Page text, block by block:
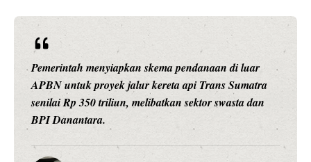
Pemerintah menyiapkan skema pendanaan di luar
APBN untuk proyek jalur kereta api Trans Sumatra
senilai Rp 350 triliun, melibatkan sektor swasta dan
BPI Danantara.